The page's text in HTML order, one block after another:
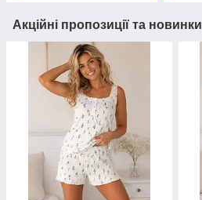
Акційні пропозиції та новинки